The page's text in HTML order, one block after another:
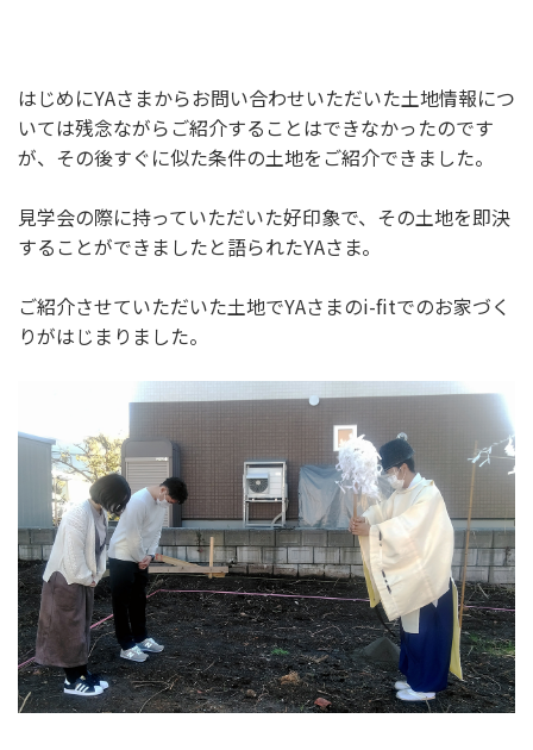
はじめにYAさまからお問い合わせいただいた土地情報につ
いては残念ながらご紹介することはできなかったのです
が、その後すぐに似た条件の土地をご紹介できました。
見学会の際に持っていただいた好印象で、その土地を即決
することができましたと語られたYAさま。
ご紹介させていただいた土地でYAさまのi-fitでのお家づく
りがはじまりました。